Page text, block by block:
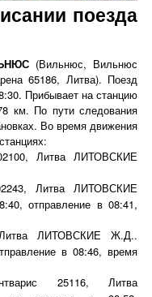
поезда
(Вильнюс, Вильнюс
65186, Литва). Поезд
Прибывает на станцию
км. По пути следования
Во время движения
Литва ЛИТОВСКИЕ
Литва ЛИТОВСКИЕ
отправление в 08:41,
ЛИТОВСКИЕ Ж.Д..
в 08:46, время
25116, Литва